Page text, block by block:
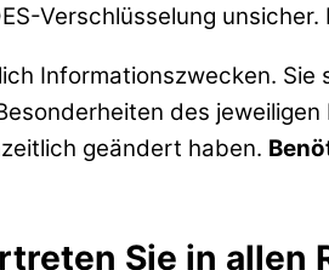
Verschlüsselung
Informationszwecken.
des
geändert haben.
Sie in allen